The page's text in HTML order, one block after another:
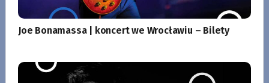
Joe Bonamassa | koncert we Wrocławiu – Bilety